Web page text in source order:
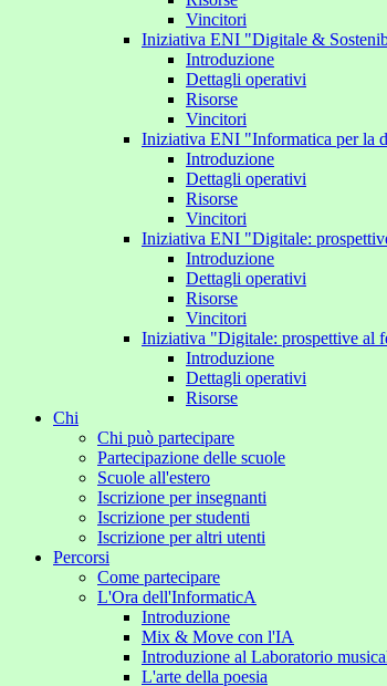
Vincitori
Iniziativa ENI "Digitale &
Introduzione
Dettagli operativi
Risorse
Vincitori
Iniziativa ENI "Informatica per la
Introduzione
Dettagli operativi
Risorse
Vincitori
Iniziativa ENI "Digitale:
Introduzione
Dettagli operativi
Risorse
Vincitori
Iniziativa "Digitale: prospettive al
Introduzione
Dettagli operativi
Risorse
Chi
Chi può partecipare
Partecipazione delle scuole
Scuole all'estero
Iscrizione per insegnanti
Iscrizione per studenti
Iscrizione per altri utenti
Percorsi
Come partecipare
L'Ora dell'InformaticA
Introduzione
Mix & Move con l'IA
Introduzione al Laboratorio
L'arte della poesia